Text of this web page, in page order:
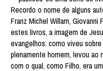
Recordo o nome de alguns
Franz Michel Willam, Giovanni
estes livros, a imagem de
evangelhos: como viveu
plenamente homem, levou ao
com o qual, como Filho, era